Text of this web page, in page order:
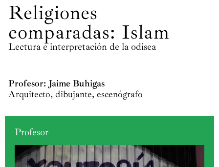
Religiones
comparadas: Islam
Lectura e interpretación de la odisea
Profesor: Jaime Buhigas
Arquitecto, dibujante, escenógrafo
Profesor